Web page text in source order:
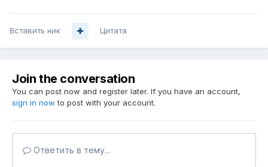
Вставить ник Цитата
Join the conversation
You can post now and register later. If you have an account,
sign in now to post with your account.
Ответить в тему...